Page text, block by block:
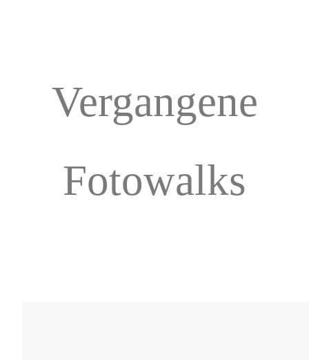
Vergangene
Fotowalks